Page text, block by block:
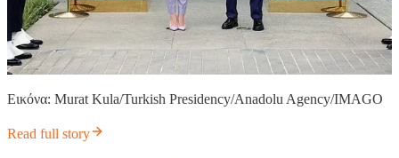
Εικόνα: Murat Kula/Turkish Presidency/Anadolu Agency/IMAGO
Read full story